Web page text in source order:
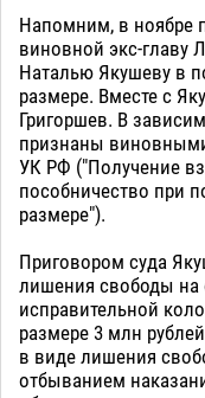
Напомним, в ноябре
виновной экс-главу
Наталью Якушеву в
размере. Вместе с
Григоршев. В
признаны виновными
УК РФ ("Получение
пособничество при
размере").
Приговором суда
лишения свободы на
исправительной
размере 3 млн
в виде лишения
отбыванием